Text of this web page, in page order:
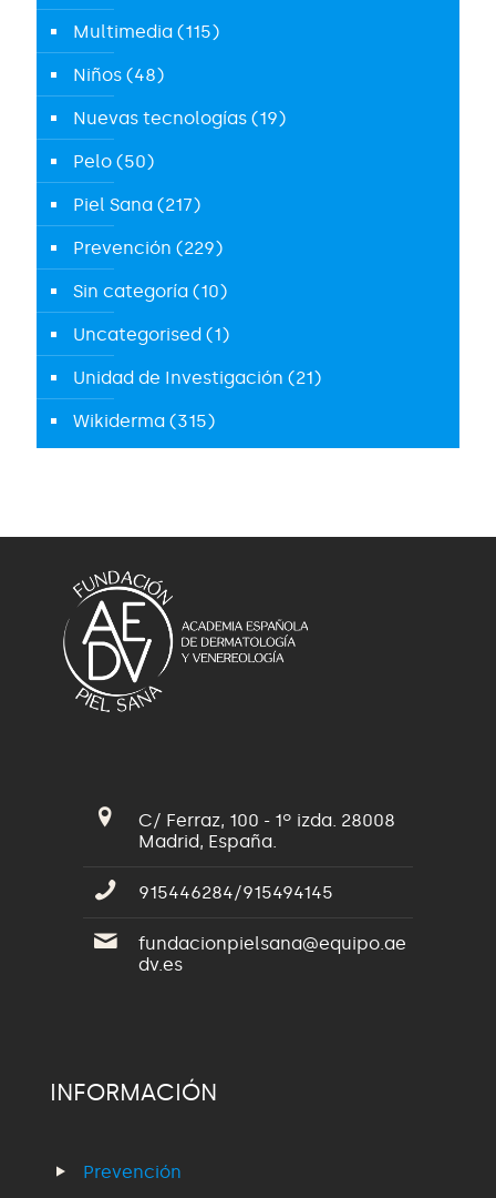
Multimedia (115)
Niños (48)
Nuevas tecnologías (19)
Pelo (50)
Piel Sana (217)
Prevención (229)
Sin categoría (10)
Uncategorised (1)
Unidad de Investigación (21)
Wikiderma (315)
C/ Ferraz, 100 - 1º izda. 28008
Madrid, España.
915446284/915494145
fundacionpielsana@equipo.ae
dv.es
INFORMACIÓN
Prevención